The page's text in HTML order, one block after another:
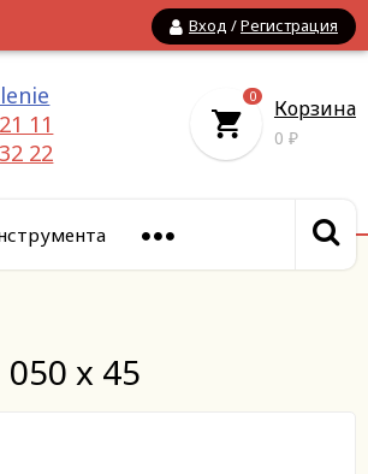
Вход /Регистрация
11
22
0 Корзина
0 ₽
x 45